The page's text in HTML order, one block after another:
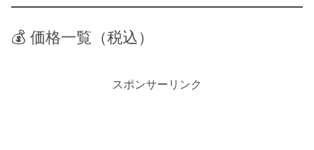
💰 価格一覧（税込）
スポンサーリンク